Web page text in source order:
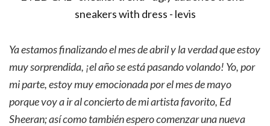
Ya estamos finalizando el mes de abril y la verdad que estoy
muy sorprendida, ¡el año se está pasando volando! Yo, por
mi parte, estoy muy emocionada por el mes de mayo
porque voy a ir al concierto de mi artista favorito, Ed
Sheeran; así como también espero comenzar una nueva